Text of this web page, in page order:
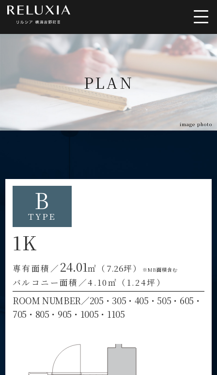
トップ ロケーション
アクセス
間取り image photo
PLAN
B
TYPE
1K
専有面積／ 24.01㎡（ 7.26坪） ※MB面積含む
バルコニー面積／4.10㎡（1.24坪）
ROOM NUMBER／205・305・405・505・605・
705・805・905・1005・1105